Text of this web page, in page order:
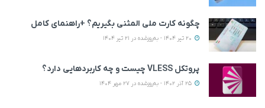
چگونه کارت ملی المثنی بگیریم؟ +راهنمای کامل
پروتکل VLESS چیست و چه کاربردهایی دارد؟